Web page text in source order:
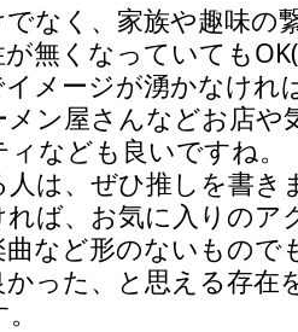
なく、家族や趣味の
無くなっていても
イメージが湧かなけれ
メン屋さんなどお店
なども良いですね。
は、ぜひ推しを書き
れば、お気に入りのア
曲など形のないもので
かった、と思える存在